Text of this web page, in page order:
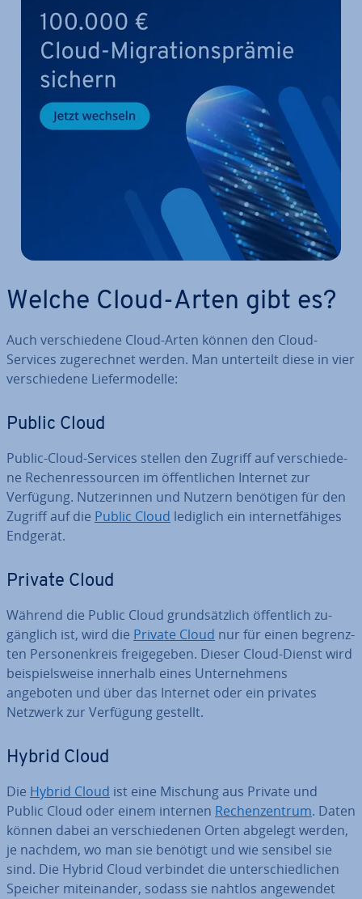
Welche Cloud-Arten gibt es?
Auch ver­schie­de­ne Cloud-Arten können den Cloud-
Services zu­ge­rech­net werden. Man un­ter­teilt diese in vier
ver­schie­de­ne Lie­fer­mo­del­le:
Public Cloud
Public-Cloud-Services stellen den Zugriff auf ver­schie­de­
ne Re­chen­res­sour­cen im öf­fent­li­chen Internet zur
Verfügung. Nut­ze­rin­nen und Nutzern benötigen für den
Zugriff auf die Public Cloud lediglich ein in­ter­net­fä­hi­ges
Endgerät.
Private Cloud
Während die Public Cloud grund­sätz­lich öf­fent­lich zu­
gäng­lich ist, wird die Private Cloud nur für einen be­grenz­
ten Per­so­nen­kreis frei­ge­ge­ben. Dieser Cloud-Dienst wird
bei­spiels­wei­se innerhalb eines Un­ter­neh­mens
angeboten und über das Internet oder ein privates
Netzwerk zur Verfügung gestellt.
Hybrid Cloud
Die Hybrid Cloud ist eine Mischung aus Private und
Public Cloud oder einem internen Re­chen­zen­trum. Daten
können dabei an ver­schie­de­nen Orten abgelegt werden,
je nachdem, wo man sie benötigt und wie sensibel sie
sind. Die Hybrid Cloud verbindet die un­ter­schied­li­chen
Speicher mit­ein­an­der, sodass sie nahtlos an­ge­wen­det